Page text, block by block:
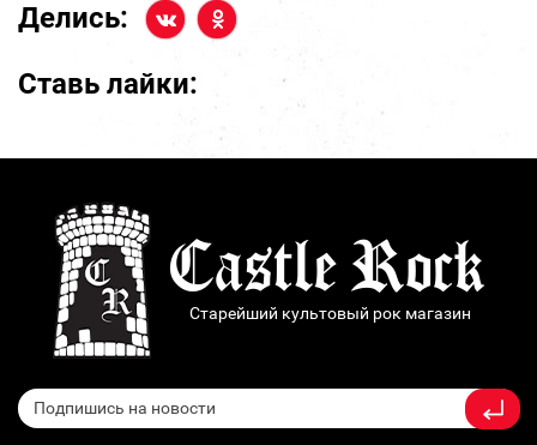
Делись:
Ставь лайки:
Старейший культовый рок магазин